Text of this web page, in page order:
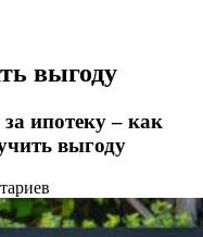
выгоду
ипотеку – как
выгоду